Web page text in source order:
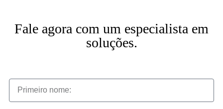
Fale agora com um especialista em
soluções.